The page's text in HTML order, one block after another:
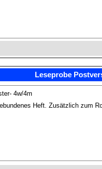
Leseprobe
4w/4m
Heft. Zusätzlich zum